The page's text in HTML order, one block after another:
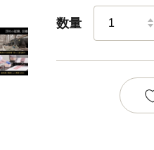
数量